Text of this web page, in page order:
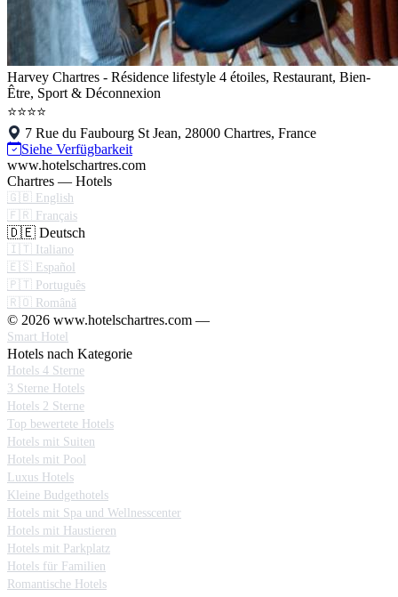
Harvey Chartres - Résidence lifestyle 4 étoiles, Restaurant, Bien-
Être, Sport & Déconnexion
⭐⭐⭐⭐
7 Rue du Faubourg St Jean, 28000 Chartres, France
Siehe Verfügbarkeit
www.hotelschartres.com
Chartres — Hotels
🇬🇧 English
🇫🇷 Français
🇩🇪 Deutsch
🇮🇹 Italiano
🇪🇸 Español
🇵🇹 Português
🇷🇴 Română
© 2026 www.hotelschartres.com —
Smart Hotel
Hotels nach Kategorie
Hotels 4 Sterne
3 Sterne Hotels
Hotels 2 Sterne
Top bewertete Hotels
Hotels mit Suiten
Hotels mit Pool
Luxus Hotels
Kleine Budgethotels
Hotels mit Spa und Wellnesscenter
Hotels mit Haustieren
Hotels mit Parkplatz
Hotels für Familien
Romantische Hotels